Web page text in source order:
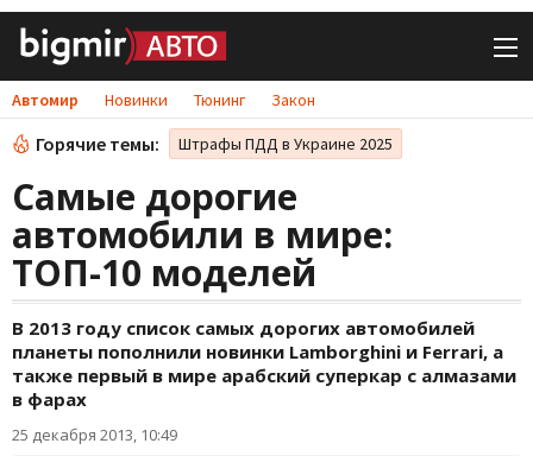
Автомир Новинки Тюнинг Закон
Горячие темы: Штрафы ПДД в Украине 2025
Самые дорогие
автомобили в мире:
ТОП-10 моделей
В 2013 году список самых дорогих автомобилей
планеты пополнили новинки Lamborghini и Ferrari, а
также первый в мире арабский суперкар с алмазами
в фарах
25 декабря 2013, 10:49